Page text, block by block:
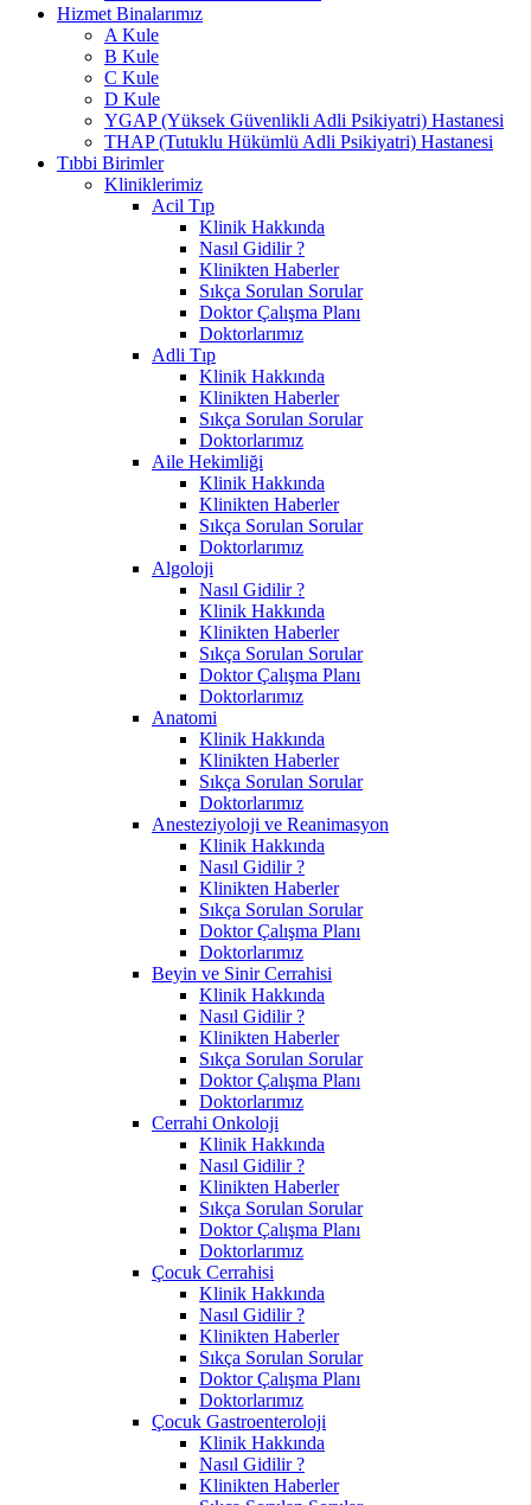
Hizmet Binalarımız
A Kule
B Kule
C Kule
D Kule
YGAP (Yüksek Güvenlikli Adli Psikiyatri) Hastanesi
THAP (Tutuklu Hükümlü Adli Psikiyatri) Hastanesi
Tıbbi Birimler
Kliniklerimiz
Acil Tıp
Klinik Hakkında
Nasıl Gidilir ?
Klinikten Haberler
Sıkça Sorulan Sorular
Doktor Çalışma Planı
Doktorlarımız
Adli Tıp
Klinik Hakkında
Klinikten Haberler
Sıkça Sorulan Sorular
Doktorlarımız
Aile Hekimliği
Klinik Hakkında
Klinikten Haberler
Sıkça Sorulan Sorular
Doktorlarımız
Algoloji
Nasıl Gidilir ?
Klinik Hakkında
Klinikten Haberler
Sıkça Sorulan Sorular
Doktor Çalışma Planı
Doktorlarımız
Anatomi
Klinik Hakkında
Klinikten Haberler
Sıkça Sorulan Sorular
Doktorlarımız
Anesteziyoloji ve Reanimasyon
Klinik Hakkında
Nasıl Gidilir ?
Klinikten Haberler
Sıkça Sorulan Sorular
Doktor Çalışma Planı
Doktorlarımız
Beyin ve Sinir Cerrahisi
Klinik Hakkında
Nasıl Gidilir ?
Klinikten Haberler
Sıkça Sorulan Sorular
Doktor Çalışma Planı
Doktorlarımız
Cerrahi Onkoloji
Klinik Hakkında
Nasıl Gidilir ?
Klinikten Haberler
Sıkça Sorulan Sorular
Doktor Çalışma Planı
Doktorlarımız
Çocuk Cerrahisi
Klinik Hakkında
Nasıl Gidilir ?
Klinikten Haberler
Sıkça Sorulan Sorular
Doktor Çalışma Planı
Doktorlarımız
Çocuk Gastroenteroloji
Klinik Hakkında
Nasıl Gidilir ?
Klinikten Haberler